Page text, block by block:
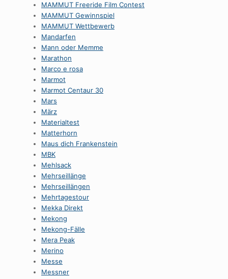
MAMMUT Freeride Film Contest
MAMMUT Gewinnspiel
MAMMUT Wettbewerb
Mandarfen
Mann oder Memme
Marathon
Marco e rosa
Marmot
Marmot Centaur 30
Mars
März
Materialtest
Matterhorn
Maus dich Frankenstein
MBK
Mehlsack
Mehrseillänge
Mehrseillängen
Mehrtagestour
Mekka Direkt
Mekong
Mekong-Fälle
Mera Peak
Merino
Messe
Messner